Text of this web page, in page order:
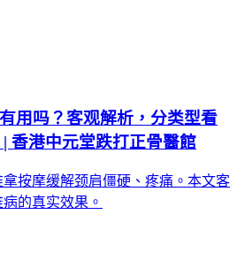
用吗？客观解析，分类型看
香港中元堂跌打正骨醫館
按摩缓解颈肩僵硬、疼痛。本文客
的真实效果。